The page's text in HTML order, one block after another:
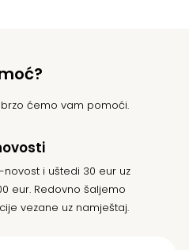
ćemo vam pomoći.
novost i uštedi 30 eur uz
eur. Redovno šaljemo
vezane uz namještaj.